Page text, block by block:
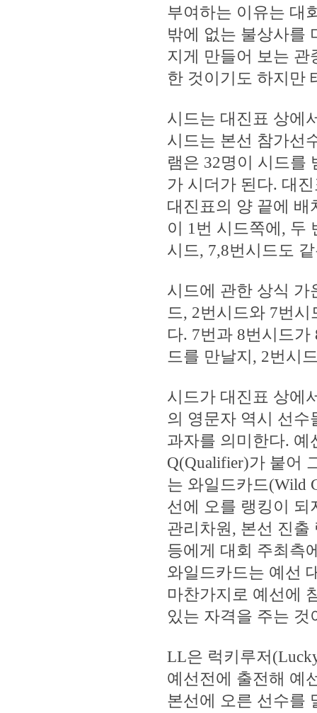
부여하는 이유는 대
밖에 없는 불상사를
지게 만들어 보는 관
한 것이기도 하지만
시드는 대진표 상에
시드는 본선 참가선
램은 32명이 시드를
가 시더가 된다. 대
대진표의 양 끝에 배
이 1번 시드쪽에, 두
시드, 7,8번시드도
시드에 관한 상식 가
드, 2번시드와 7번
다. 7번과 8번시드
드를 만날지, 2번시
시드가 대진표 상에
의 영문자 역시 선수
과자를 의미한다. 예
Q(Qualifier)가 붙어
는 와일드카드(Wild
선에 오를 랭킹이 되
관리차원, 본선 진출
등에게 대회 주최측
와일드카드는 예선
마찬가지로 예선에
있는 자격을 주는 것
LL은 럭키루저
예선전에 출전해 예
본선에 오른 선수를